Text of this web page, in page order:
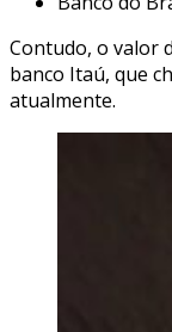
Contudo, o valor
banco Itaú, que
atualmente.